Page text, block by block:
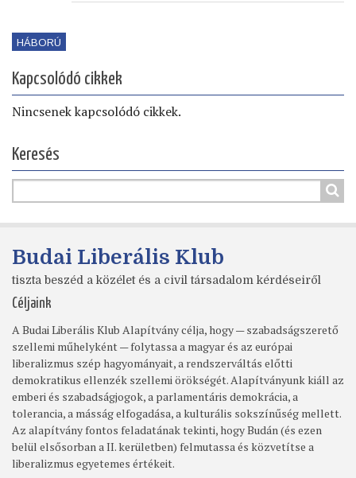
HÁBORÚ
Kapcsolódó cikkek
Nincsenek kapcsolódó cikkek.
Keresés
Budai Liberális Klub
tiszta beszéd a közélet és a civil társadalom kérdéseiről
Céljaink
A Budai Liberális Klub Alapítvány célja, hogy — szabadságszerető
szellemi műhelyként — folytassa a magyar és az európai
liberalizmus szép hagyományait, a rendszerváltás előtti
demokratikus ellenzék szellemi örökségét. Alapítványunk kiáll az
emberi és szabadságjogok, a parlamentáris demokrácia, a
tolerancia, a másság elfogadása, a kulturális sokszínűség mellett.
Az alapítvány fontos feladatának tekinti, hogy Budán (és ezen
belül elsősorban a II. kerületben) felmutassa és közvetítse a
liberalizmus egyetemes értékeit.